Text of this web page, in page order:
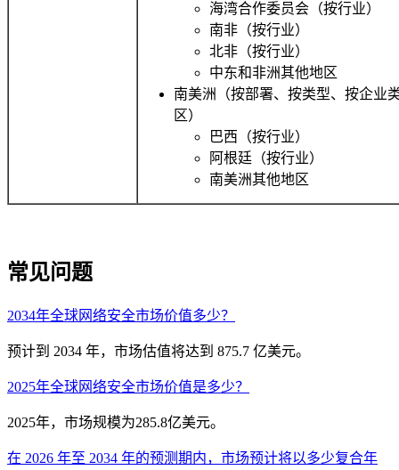
海湾合作委员会（按行业）
南非（按行业）
北非（按行业）
中东和非洲其他地区
南美洲（按部署、按类型、按企业
区）
巴西（按行业）
阿根廷（按行业）
南美洲其他地区
常见问题
2034年全球网络安全市场价值多少？
预计到 2034 年，市场估值将达到 875.7 亿美元。
2025年全球网络安全市场价值是多少？
2025年，市场规模为285.8亿美元。
在 2026 年至 2034 年的预测期内，市场预计将以多少复合年